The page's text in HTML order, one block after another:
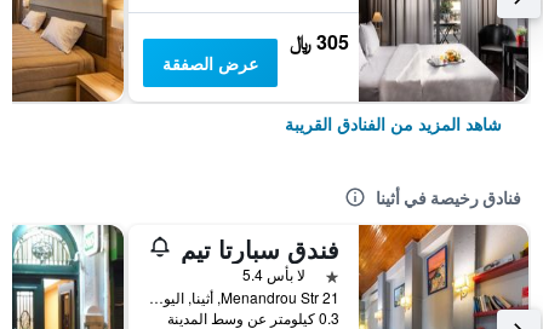
305 ﷼
عرض الصفقة
شاهد المزيد من الفنادق القريبة
فنادق رخيصة في أثينا
فندق سبارتا تيم
نجمة واحدة
لا بأس 5.4
21 Menandrou Str, أثينا, اليونان
0.3 كيلومتر عن وسط المدينة